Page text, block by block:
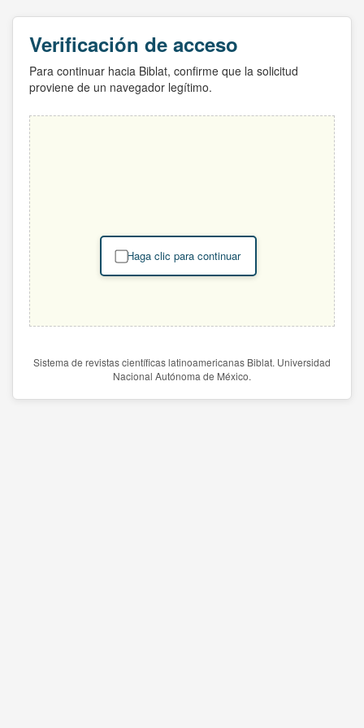
Verificación de acceso
Para continuar hacia Biblat, confirme que la solicitud
proviene de un navegador legítimo.
Haga clic para continuar
Sistema de revistas científicas latinoamericanas Biblat. Universidad
Nacional Autónoma de México.